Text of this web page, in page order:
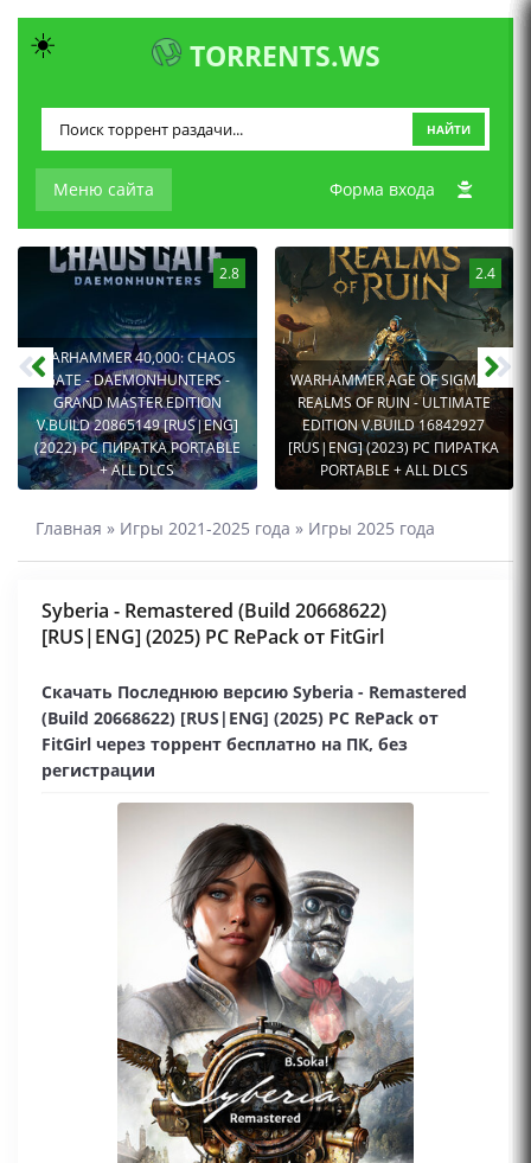
TORRENTS.WS
Меню сайта
НАЙТИ
Форма входа
2.8
WARHAMMER 40,000: CHAOS
GATE - DAEMONHUNTERS -
GRAND MASTER EDITION
V.BUILD 20865149 [RUS|ENG]
(2022) PC ПИРАТКА PORTABLE
+ ALL DLCS
2.4
WARHAMMER AGE OF SIGMAR:
REALMS OF RUIN - ULTIMATE
EDITION V.BUILD 16842927
[RUS|ENG] (2023) PC ПИРАТКА
PORTABLE + ALL DLCS
Главная » Игры 2021-2025 года » Игры 2025 года
Syberia - Remastered (Build 20668622)
[RUS|ENG] (2025) PC RePack от FitGirl
Скачать Последнюю версию Syberia - Remastered
(Build 20668622) [RUS|ENG] (2025) PC RePack от
FitGirl через торрент бесплатно на ПК, без
регистрации
☀️